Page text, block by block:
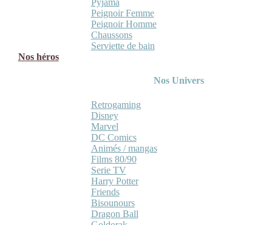
Pyjama
Peignoir Femme
Peignoir Homme
Chaussons
Serviette de bain
Nos héros
Nos Univers
Retrogaming
Disney
Marvel
DC Comics
Animés / mangas
Films 80/90
Serie TV
Harry Potter
Friends
Bisounours
Dragon Ball